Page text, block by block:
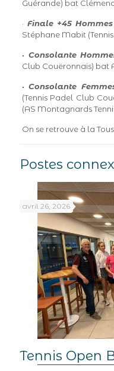
Guérande) bat
· Finale +45
Stéphane Mabit
· Consolante
Club Couëronnais) bat
· Consolante
(Tennis Padel Club
(AS Montagnards
On se retrouve à la
Postes
avril 26, 2026
Tennis Open